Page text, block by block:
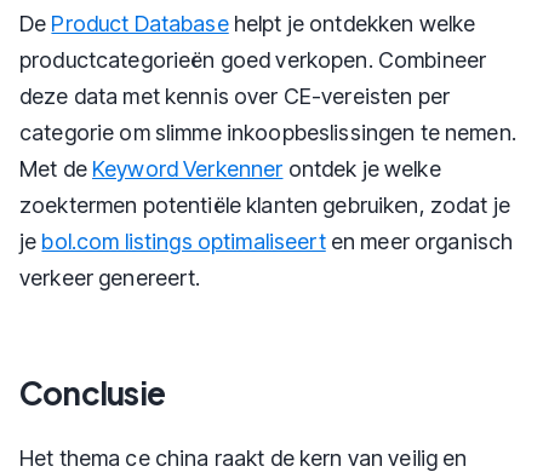
De Product Databasehelpt je ontdekken welke
productcategorieën goed verkopen. Combineer
deze data met kennis over CE-vereisten per
categorie om slimme inkoopbeslissingen te nemen.
Met de Keyword Verkenner ontdek je welke
zoektermen potentiële klanten gebruiken, zodat je
je bol.com listings optimaliseerten meer organisch
verkeer genereert.
Conclusie
Het thema ce china raakt de kern van veilig en